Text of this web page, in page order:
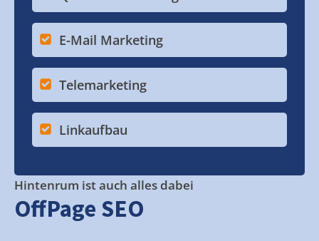
E-Mail Marketing
Telemarketing
Linkaufbau
Hintenrum ist auch alles dabei
OffPage SEO